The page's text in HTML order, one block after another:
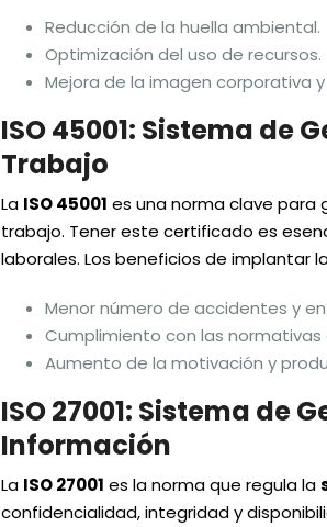
Reducción de la huella ambiental.
Optimización del uso de recursos.
Mejora de la imagen corporativa
ISO 45001: Sistema de
Trabajo
La ISO 45001 es una norma clave para
trabajo. Tener este certificado es
laborales. Los beneficios de implantar la
Menor número de accidentes y
Cumplimiento con las normativas
Aumento de la motivación y
ISO 27001: Sistema de
Información
La ISO 27001 es la norma que regula la
confidencialidad, integridad y